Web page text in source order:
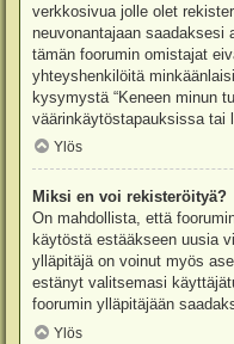
verkkosivua jolle olet
neuvonantajaan saadaksesi
tämän foorumin omistajat
yhteyshenkilöitä
kysymystä “Keneen minun
väärinkäytöstapauksissa tai
Ylös
Miksi en voi rekisteröityä?
On mahdollista, että
käytöstä estääkseen uusia
ylläpitäjä on voinut myös
estänyt valitsemasi
foorumin ylläpitäjään
Ylös